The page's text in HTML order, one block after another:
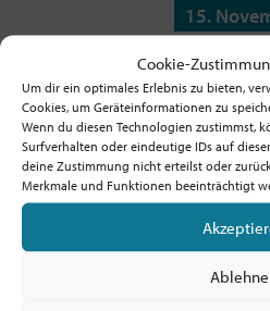
Cookie-
Um dir ein optimales Erlebnis zu bieten,
Cookies, um Geräteinformationen zu
Wenn du diesen Technologien zustimmst,
Surfverhalten oder eindeutige IDs auf
deine Zustimmung nicht erteilst oder
Merkmale und Funktionen beeinträchtigt
15.
Möchtest du am
Hol dir den fx-
Jobs und allem rund